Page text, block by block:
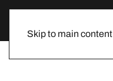
Skip to main content